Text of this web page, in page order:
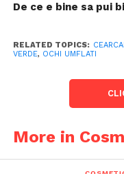
De ce e bine sa pui
RELATED TOPICS:
VERDE, OCHI UMFLATI
More in